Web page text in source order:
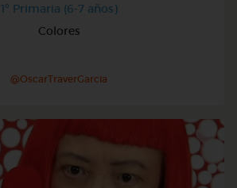
1º Primaria (6-7 años)
Colores
@OscarTraverGarcia